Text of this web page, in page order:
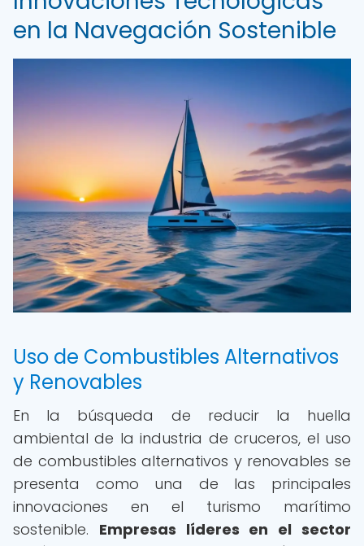
en la Navegación Sostenible
Uso de Combustibles Alternativos
y Renovables
En la búsqueda de reducir la huella
ambiental de la industria de cruceros, el uso
de combustibles alternativos y renovables se
presenta como una de las principales
innovaciones en el turismo marítimo
sostenible. Empresas líderes en el sector